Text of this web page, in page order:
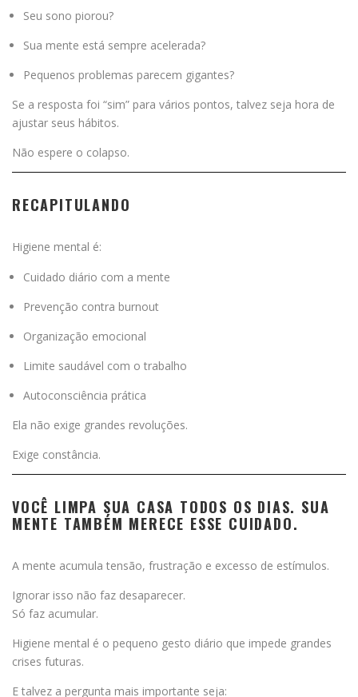
Seu sono piorou?
Sua mente está sempre acelerada?
Pequenos problemas parecem gigantes?
Se a resposta foi “sim” para vários pontos, talvez seja hora de
ajustar seus hábitos.
Não espere o colapso.
RECAPITULANDO
Higiene mental é:
Cuidado diário com a mente
Prevenção contra burnout
Organização emocional
Limite saudável com o trabalho
Autoconsciência prática
Ela não exige grandes revoluções.
Exige constância.
VOCÊ LIMPA SUA CASA TODOS OS DIAS. SUA
MENTE TAMBÉM MERECE ESSE CUIDADO.
A mente acumula tensão, frustração e excesso de estímulos.
Ignorar isso não faz desaparecer.
Só faz acumular.
Higiene mental é o pequeno gesto diário que impede grandes
crises futuras.
E talvez a pergunta mais importante seja: